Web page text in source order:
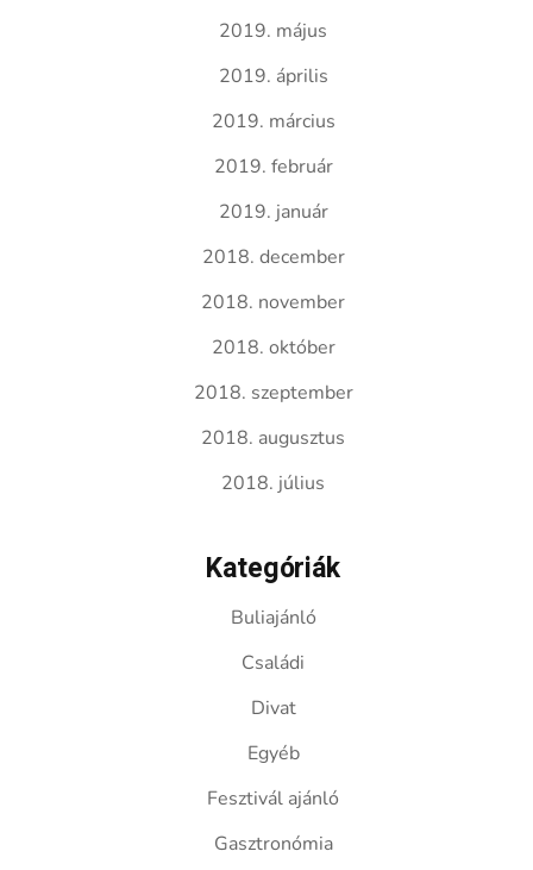
2019. május
2019. április
2019. március
2019. február
2019. január
2018. december
2018. november
2018. október
2018. szeptember
2018. augusztus
2018. július
Kategóriák
Buliajánló
Családi
Divat
Egyéb
Fesztivál ajánló
Gasztronómia